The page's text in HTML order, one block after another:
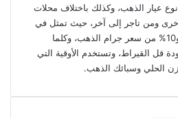
نوع عيار الذهب، وكذلك باختلاف محلات
ومن تاجر إلى آخر، حيث تمثل في
الأغلب نسبة تتراوح بين 7 و10% من سعر جرام الذهب، وكلما
قل القيراط، وتستخدم الأوقية التي